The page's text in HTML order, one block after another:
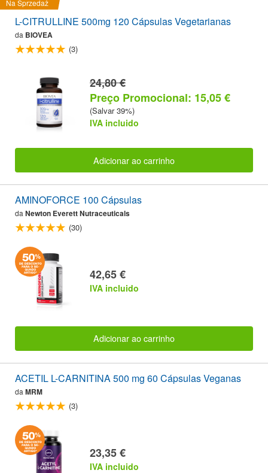
Na Sprzedaż
L-CITRULLINE 500mg 120 Cápsulas Vegetarianas
da BIOVEA
(3)
24,80 €
Preço Promocional: 15,05 €
(Salvar 39%)
IVA incluido
Adicionar ao carrinho
AMINOFORCE 100 Cápsulas
da Newton Everett Nutraceuticals
(30)
42,65 €
IVA incluido
Adicionar ao carrinho
ACETIL L-CARNITINA 500 mg 60 Cápsulas Veganas
da MRM
(3)
23,35 €
IVA incluido